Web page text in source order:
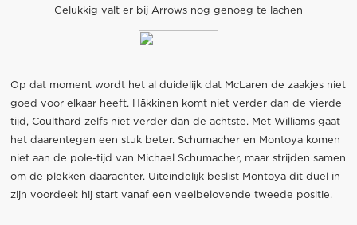
Gelukkig valt er bij Arrows nog genoeg te lachen
Op dat moment wordt het al duidelijk dat McLaren de zaakjes niet
goed voor elkaar heeft. Häkkinen komt niet verder dan de vierde
tijd, Coulthard zelfs niet verder dan de achtste. Met Williams gaat
het daarentegen een stuk beter. Schumacher en Montoya komen
niet aan de pole-tijd van Michael Schumacher, maar strijden samen
om de plekken daarachter. Uiteindelijk beslist Montoya dit duel in
zijn voordeel: hij start vanaf een veelbelovende tweede positie.